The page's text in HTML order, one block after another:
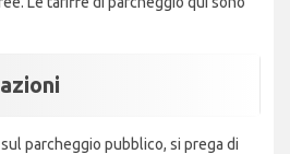
parcheggio pubblico, si prega di